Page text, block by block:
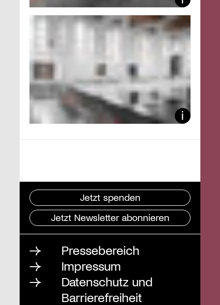
Jetzt spenden
Jetzt Newsletter abonnieren
Pressebereich
Impressum
Datenschutz und
Barrierefreiheit